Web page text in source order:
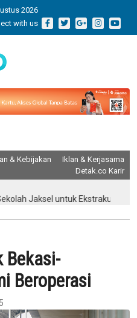
2026
with us
& Kebijakan
Iklan & Kerjasama
Detak.co Karir
untuk Ekstrakurikuler
Bekasi-
Beroperasi